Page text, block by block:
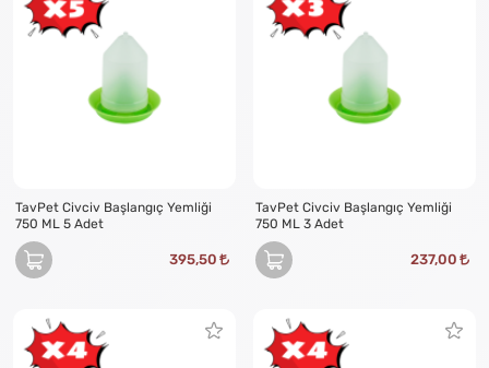
TavPet Civciv Başlangıç Yemliği
750 ML 5 Adet
395,50
TavPet Civciv Başlangıç Yemliği
750 ML 3 Adet
237,00